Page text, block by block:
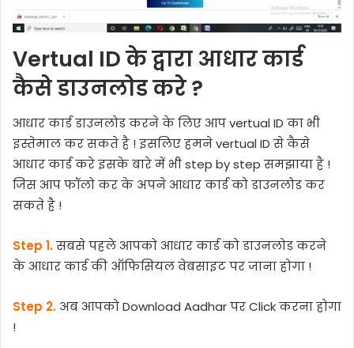
Vertual ID के द्वारा आधार कार्ड
कैसे डाउनलोड करे ?
आधार कार्ड डाउनलोड करने के लिए आप vertual ID का भी
इस्तेमाल कर सकते है ! इसलिए हमने vertual ID से कैसे
आधार कार्ड करे इसके बारे में भी step by step समझाया है !
जिस आप फॉलो कर के अपने आधार कार्ड को डाउनलोड कर
सकते है !
Step 1.सबसे पहले आपको आधार कार्ड को डाउनलोड करने
के आधार कार्ड की ऑफिसियल वेबसाइट पर जाना होगा !
Step 2. अब आपको Download Aadhar पर Click करना होगा
!